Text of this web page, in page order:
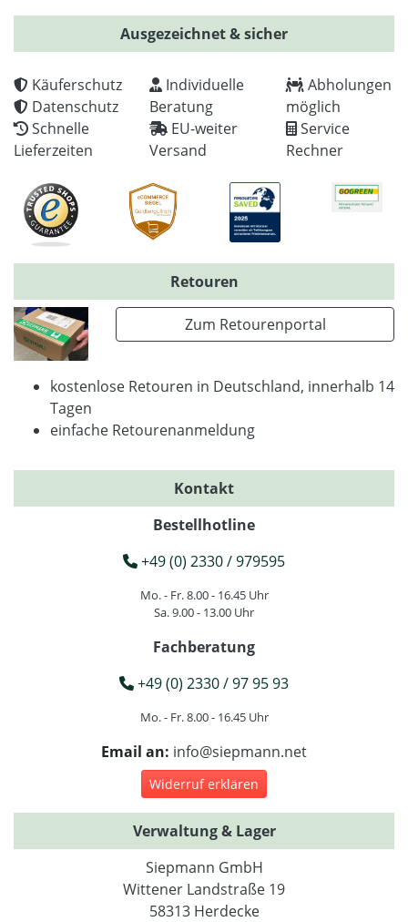
Ausgezeichnet & sicher
Käuferschutz
Datenschutz
Schnelle
Lieferzeiten
Individuelle
Beratung
EU-weiter
Versand
Abholungen
möglich
Service
Rechner
Retouren
Zum Retourenportal
kostenlose Retouren in Deutschland, innerhalb 14
Tagen
einfache Retourenanmeldung
Kontakt
Bestellhotline
+49 (0) 2330 / 979595
Mo. - Fr. 8.00 - 16.45 Uhr
Sa. 9.00 - 13.00 Uhr
Fachberatung
+49 (0) 2330 / 97 95 93
Mo. - Fr. 8.00 - 16.45 Uhr
Email an: info@siepmann.net
Widerruf erklären
Verwaltung & Lager
Siepmann GmbH
Wittener Landstraße 19
58313 Herdecke